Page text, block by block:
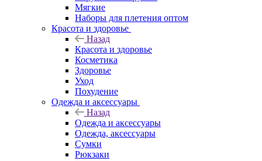
Мягкие
Наборы для плетения оптом
Красота и здоровье
Назад
Красота и здоровье
Косметика
Здоровье
Уход
Похудение
Одежда и аксессуары
Назад
Одежда и аксессуары
Одежда, аксессуары
Сумки
Рюкзаки